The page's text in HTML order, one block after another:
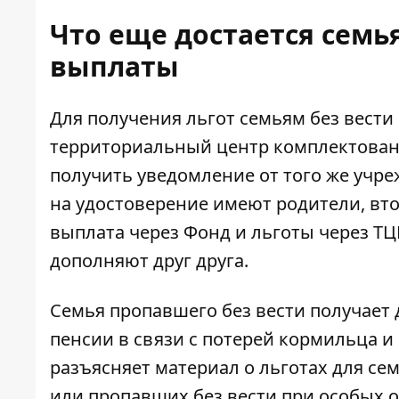
Что еще достается
выплаты
Для получения льгот семьям без
территориальный центр
получить уведомление от того же
на удостоверение имеют родители,
выплата через Фонд и льготы через
дополняют друг друга.
Семья пропавшего без вести
пенсии в связи с потерей кормильца
разъясняет материал о льготах для